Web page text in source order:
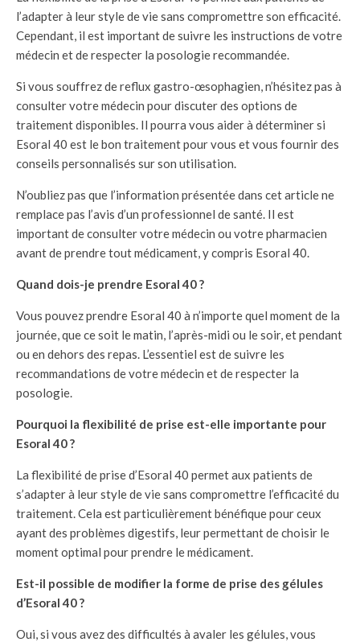
l’adapter à leur style de vie sans compromettre son efficacité.
Cependant, il est important de suivre les instructions de votre
médecin et de respecter la posologie recommandée.
Si vous souffrez de reflux gastro-œsophagien, n’hésitez pas à
consulter votre médecin pour discuter des options de
traitement disponibles. Il pourra vous aider à déterminer si
Esoral 40 est le bon traitement pour vous et vous fournir des
conseils personnalisés sur son utilisation.
N’oubliez pas que l’information présentée dans cet article ne
remplace pas l’avis d’un professionnel de santé. Il est
important de consulter votre médecin ou votre pharmacien
avant de prendre tout médicament, y compris Esoral 40.
Quand dois-je prendre Esoral 40 ?
Vous pouvez prendre Esoral 40 à n’importe quel moment de la
journée, que ce soit le matin, l’après-midi ou le soir, et pendant
ou en dehors des repas. L’essentiel est de suivre les
recommandations de votre médecin et de respecter la
posologie.
Pourquoi la flexibilité de prise est-elle importante pour
Esoral 40 ?
La flexibilité de prise d’Esoral 40 permet aux patients de
s’adapter à leur style de vie sans compromettre l’efficacité du
traitement. Cela est particulièrement bénéfique pour ceux
ayant des problèmes digestifs, leur permettant de choisir le
moment optimal pour prendre le médicament.
Est-il possible de modifier la forme de prise des gélules
d’Esoral 40 ?
Oui, si vous avez des difficultés à avaler les gélules, vous